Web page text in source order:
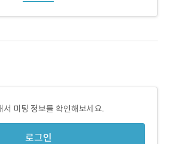
서 미팅 정보를 확인해보세요.
로그인